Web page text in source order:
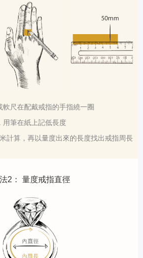
軟尺在配戴戒指的手指繞一圈
用筆在紙上記低長度
計算，再以量度出來的長度找出戒指周長
2： 量度戒指直徑